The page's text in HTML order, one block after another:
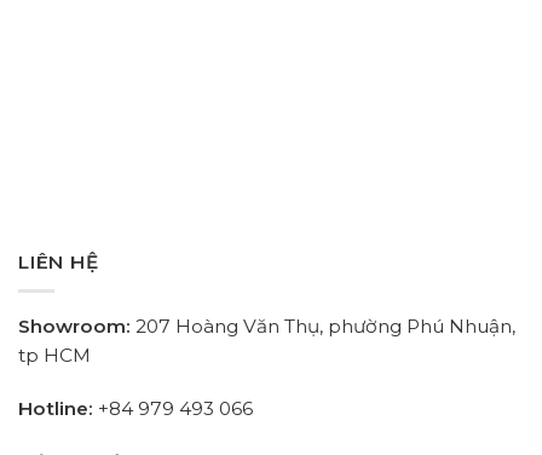
LIÊN HỆ
Showroom: 207 Hoàng Văn Thụ, phường Phú Nhuận,
tp HCM
Hotline: +84 979 493 066